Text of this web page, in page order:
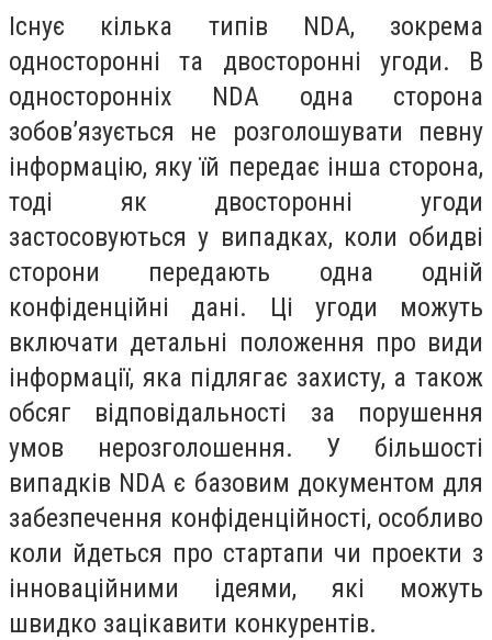
Існує кілька типів NDA, зокрема
односторонні та двосторонні угоди. В
односторонніх NDA одна сторона
зобов’язується не розголошувати певну
інформацію, яку їй передає інша сторона,
тоді як двосторонні угоди
застосовуються у випадках, коли обидві
сторони передають одна одній
конфіденційні дані. Ці угоди можуть
включати детальні положення про види
інформації, яка підлягає захисту, а також
обсяг відповідальності за порушення
умов нерозголошення. У більшості
випадків NDA є базовим документом для
забезпечення конфіденційності, особливо
коли йдеться про стартапи чи проекти з
інноваційними ідеями, які можуть
швидко зацікавити конкурентів.